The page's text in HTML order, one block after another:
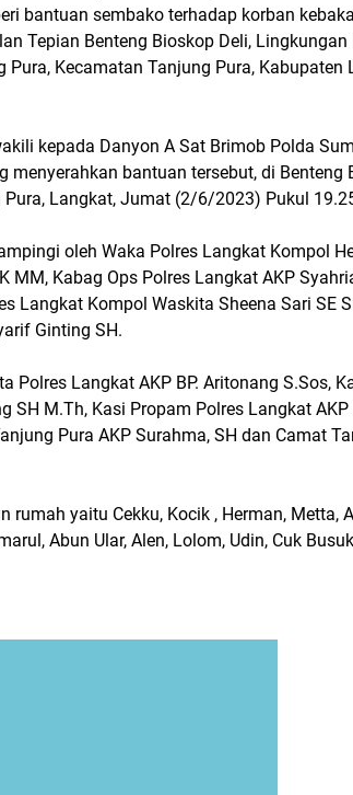
bantuan sembako terhadap korban
Tepian Benteng Bioskop Deli, Lingkungan
Pura, Kecamatan Tanjung Pura, Kabupaten
kepada Danyon A Sat Brimob Polda
menyerahkan bantuan tersebut, di Benteng
Pura, Langkat, Jumat (2/6/2023) Pukul
oleh Waka Polres Langkat Kompol
MM, Kabag Ops Polres Langkat AKP
Langkat Kompol Waskita Sheena Sari SE
Ginting SH.
Polres Langkat AKP BP. Aritonang S.Sos,
SH M.Th, Kasi Propam Polres Langkat AKP
Pura AKP Surahma, SH dan Camat
rumah yaitu Cekku, Kocik , Herman, Metta,
Abun Ular, Alen, Lolom, Udin, Cuk